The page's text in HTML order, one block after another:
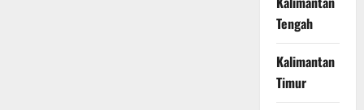
Tengah
Kalimantan
Timur